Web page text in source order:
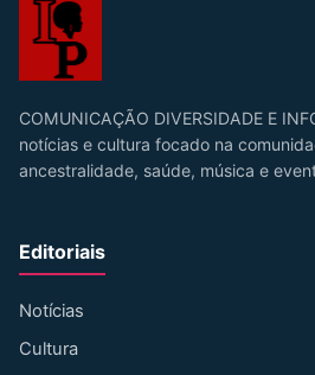
COMUNICAÇÃO DIVERSIDADE E
notícias e cultura focado na
ancestralidade, saúde, música e
Editoriais
Notícias
Cultura